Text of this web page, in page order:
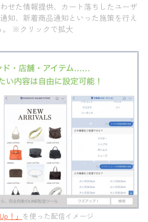
せた情報提供、カート落ちしたユーザ
知、新着商品通知といった施策を行え
。 ※クリックで拡大
！」 を使った配信イメージ